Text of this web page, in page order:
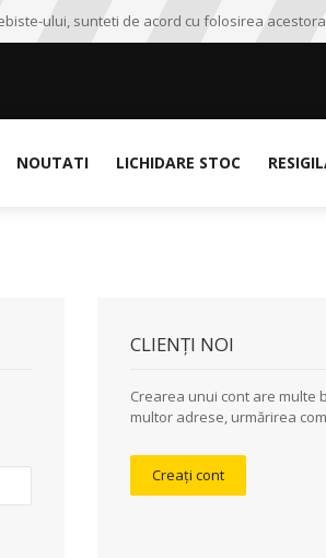
ului, sunteti de acord cu folosirea
NOUTATI LICHIDARE STOC
CLIENȚI NOI
Crearea unui cont are multe
multor adrese, urmărirea
Creați cont